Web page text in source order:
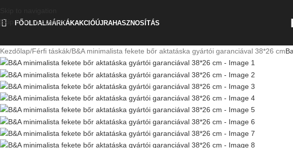
Skip to main content
FŐOLDALMÁRKÁKAKCIÓÚJRAHASZNOSÍTÁS
Kezdőlap Férfi táskák B&A minimalista fekete bőr aktatáska gyártói garanciával 38*26 cm